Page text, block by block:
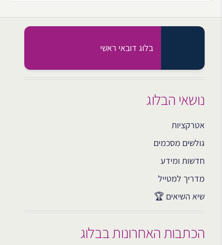
בלוג דובאי ראשי
נושאי הבלוג
אטרקציות
גולשים מסכמים
חדשות ומידע
מדריך למטייל
שיא השיאים 🏆
הכתבות האחרונות בבלוג